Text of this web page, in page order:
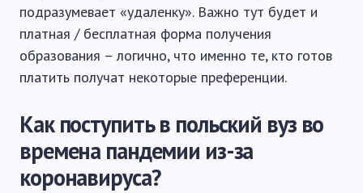
подразумевает «удаленку». Важно тут будет и
платная / бесплатная форма получения
образования – логично, что именно те, кто готов
платить получат некоторые преференции.
Как поступить в польский вуз во
времена пандемии из-за
коронавируса?